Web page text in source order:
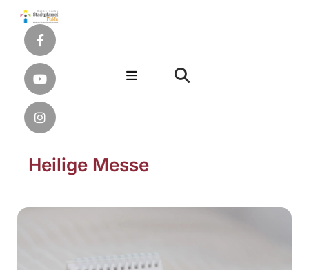
Heilige Messe